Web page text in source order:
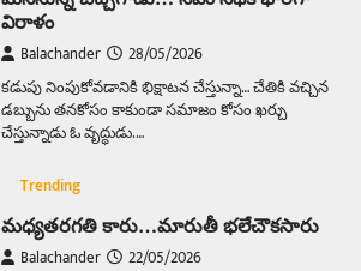
మధ్యతరగతి కారు…మారుతీ భలేచౌకసారు
Balachander 22/05/2026
భారత ఆటోమొబైల్ చరిత్రలో మధ్యతరగతి కుటుంబాల
కలను నిజం చేసిన కారు ఏదైనా ఉందంటే అది మారుతి
800. ఇప్పుడు…
Trending
ఏంది గురూ ఇంత అందంగా ఉన్నాడు…
అమ్మాయిలే కాదు అబ్బాయిలు సైతం